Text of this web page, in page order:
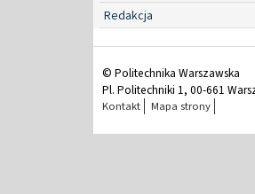
Redakcja
© Politechnika Warszawska
Pl. Politechniki 1, 00-661
Kontakt Mapa strony